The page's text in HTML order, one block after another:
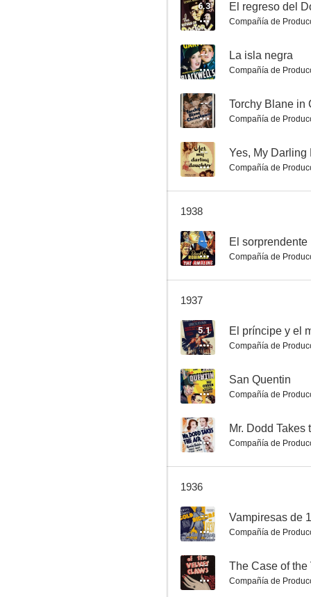
El príncipe y el mendigo
5.0
4.0
6.3 El regreso del
Compañía de
-- La isla negra
Compañía de
-- Torchy Blane in
Compañía de
-- Yes, My Darling
Compañía de
1938
-- El
Compañía de
1937
5.1 El príncipe y el
Compañía de
-- San Quentin
Compañía de
-- Mr. Dodd Takes
Compañía de
1936
-- Vampiresas de
Compañía de
-- The Case of
Compañía de